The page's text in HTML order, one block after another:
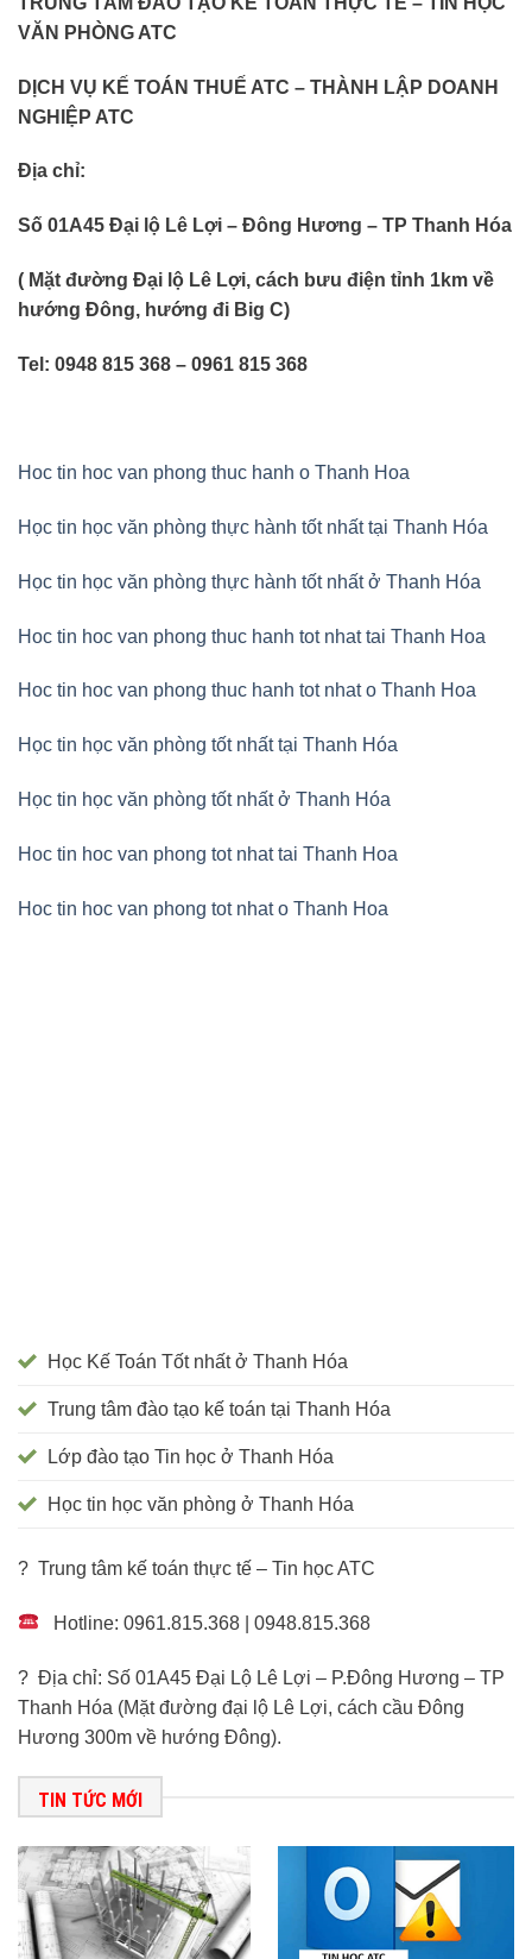
VĂN PHÒNG ATC
DỊCH VỤ KẾ TOÁN THUẾ ATC – THÀNH LẬP DOANH
NGHIỆP ATC
Địa chỉ:
Số 01A45 Đại lộ Lê Lợi – Đông Hương – TP Thanh Hóa
( Mặt đường Đại lộ Lê Lợi, cách bưu điện tỉnh 1km về
hướng Đông, hướng đi Big C)
Tel: 0948 815 368 – 0961 815 368
Hoc tin hoc van phong thuc hanh o Thanh Hoa
Học tin học văn phòng thực hành tốt nhất tại Thanh Hóa
Học tin học văn phòng thực hành tốt nhất ở Thanh Hóa
Hoc tin hoc van phong thuc hanh tot nhat tai Thanh Hoa
Hoc tin hoc van phong thuc hanh tot nhat o Thanh Hoa
Học tin học văn phòng tốt nhất tại Thanh Hóa
Học tin học văn phòng tốt nhất ở Thanh Hóa
Hoc tin hoc van phong tot nhat tai Thanh Hoa
Hoc tin hoc van phong tot nhat o Thanh Hoa
Học Kế Toán Tốt nhất ở Thanh Hóa
Trung tâm đào tạo kế toán tại Thanh Hóa
Lớp đào tạo Tin học ở Thanh Hóa
Học tin học văn phòng ở Thanh Hóa
? Trung tâm kế toán thực tế – Tin học ATC
Hotline: 0961.815.368 | 0948.815.368
? Địa chỉ: Số 01A45 Đại Lộ Lê Lợi – P.Đông Hương – TP
Thanh Hóa (Mặt đường đại lộ Lê Lợi, cách cầu Đông
Hương 300m về hướng Đông).
TIN TỨC MỚI